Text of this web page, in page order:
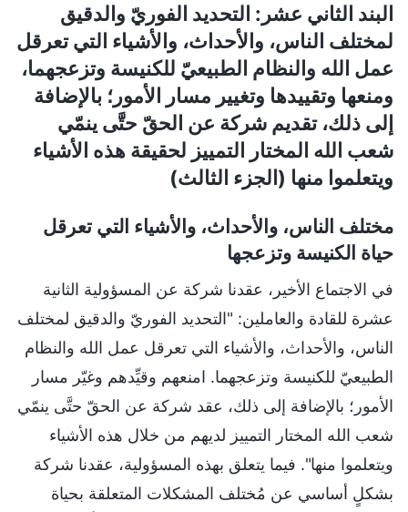
البند الثاني عشر: التحديد الفوريّ والدقيق
لمختلف الناس، والأحداث، والأشياء التي تعرقل
عمل الله والنظام الطبيعيّ للكنيسة وتزعجهما،
ومنعها وتقييدها وتغيير مسار الأمور؛ بالإضافة
إلى ذلك، تقديم شركة عن الحقّ حتَّى ينمّي
شعب الله المختار التمييز لحقيقة هذه الأشياء
ويتعلموا منها (الجزء الثالث)
مختلف الناس، والأحداث، والأشياء التي تعرقل
حياة الكنيسة وتزعجها
في الاجتماع الأخير، عقدنا شركة عن المسؤولية الثانية
عشرة للقادة والعاملين: "التحديد الفوريّ والدقيق لمختلف
الناس، والأحداث، والأشياء التي تعرقل عمل الله والنظام
الطبيعيّ للكنيسة وتزعجهما. امنعهم وقيِّدهم وغيّر مسار
الأمور؛ بالإضافة إلى ذلك، عقد شركة عن الحقّ حتَّى ينمّي
شعب الله المختار التمييز لديهم من خلال هذه الأشياء
ويتعلموا منها". فيما يتعلق بهذه المسؤولية، عقدنا شركة
بشكلٍ أساسي عن مُختلف المشكلات المتعلقة بحياة